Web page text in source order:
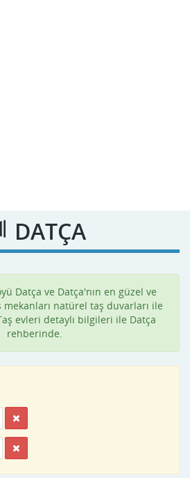
DATÇA
Datça ve Datça'nın en güzel ve
natürel taş duvarları ile
evleri detaylı bilgileri ile Datça
rehberinde.